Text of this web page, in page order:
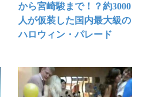
から宮崎駿まで！？約3000
人が仮装した国内最大級の
ハロウィン・パレード